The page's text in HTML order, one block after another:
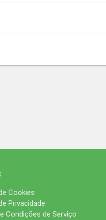
Cookies
Privacidade
Condições de Serviço